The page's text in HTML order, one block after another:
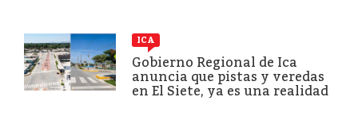
ICA
Gobierno Regional de Ica
anuncia que pistas y veredas
en El Siete, ya es una realidad